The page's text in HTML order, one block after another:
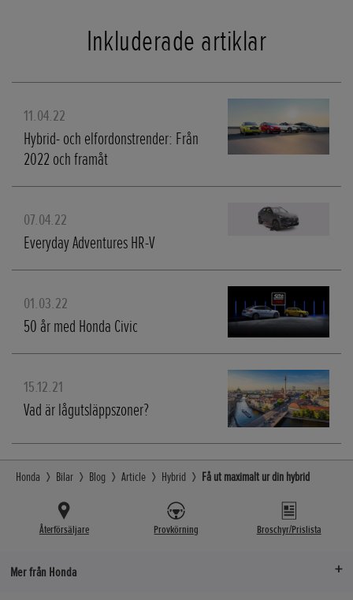
Inkluderade artiklar
11.04.22
Hybrid- och elfordonstrender: Från
2022 och framåt
07.04.22
Everyday Adventures HR-V
01.03.22
50 år med Honda Civic
15.12.21
Vad är lågutsläppszoner?
Honda Bilar Blog Article Hybrid Få ut maximalt ur din hybrid
Återförsäljare Provkörning Broschyr/Prislista
Mer från Honda